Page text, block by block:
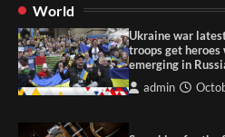
World
Ukraine war
troops get heroes
emerging in
admin